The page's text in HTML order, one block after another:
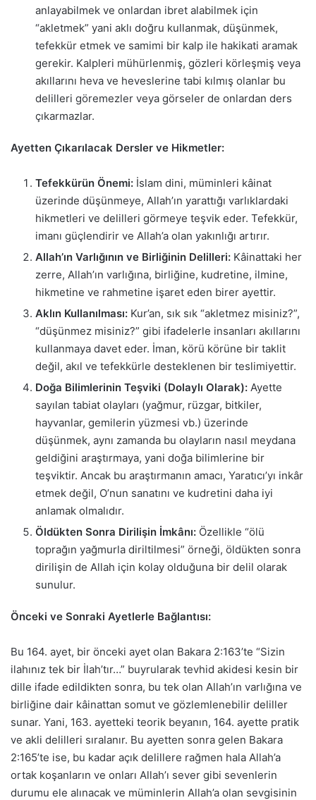
anlayabilmek ve onlardan ibret alabilmek için
“akletmek” yani aklı doğru kullanmak, düşünmek,
tefekkür etmek ve samimi bir kalp ile hakikati aramak
gerekir. Kalpleri mühürlenmiş, gözleri körleşmiş veya
akıllarını heva ve heveslerine tabi kılmış olanlar bu
delilleri göremezler veya görseler de onlardan ders
çıkarmazlar.
Ayetten Çıkarılacak Dersler ve Hikmetler:
Tefekkürün Önemi: İslam dini, müminleri kâinat
üzerinde düşünmeye, Allah’ın yarattığı varlıklardaki
hikmetleri ve delilleri görmeye teşvik eder. Tefekkür,
imanı güçlendirir ve Allah’a olan yakınlığı artırır.
Allah’ın Varlığının ve Birliğinin Delilleri: Kâinattaki her
zerre, Allah’ın varlığına, birliğine, kudretine, ilmine,
hikmetine ve rahmetine işaret eden birer ayettir.
Aklın Kullanılması: Kur’an, sık sık “akletmez misiniz?”,
“düşünmez misiniz?” gibi ifadelerle insanları akıllarını
kullanmaya davet eder. İman, körü körüne bir taklit
değil, akıl ve tefekkürle desteklenen bir teslimiyettir.
Doğa Bilimlerinin Teşviki (Dolaylı Olarak): Ayette
sayılan tabiat olayları (yağmur, rüzgar, bitkiler,
hayvanlar, gemilerin yüzmesi vb.) üzerinde
düşünmek, aynı zamanda bu olayların nasıl meydana
geldiğini araştırmaya, yani doğa bilimlerine bir
teşviktir. Ancak bu araştırmanın amacı, Yaratıcı’yı inkâr
etmek değil, O’nun sanatını ve kudretini daha iyi
anlamak olmalıdır.
Öldükten Sonra Dirilişin İmkânı: Özellikle “ölü
toprağın yağmurla diriltilmesi” örneği, öldükten sonra
dirilişin de Allah için kolay olduğuna bir delil olarak
sunulur.
Önceki ve Sonraki Ayetlerle Bağlantısı:
Bu 164. ayet, bir önceki ayet olan Bakara 2:163’te “Sizin
ilahınız tek bir İlah’tır…” buyrularak tevhid akidesi kesin bir
dille ifade edildikten sonra, bu tek olan Allah’ın varlığına ve
birliğine dair kâinattan somut ve gözlemlenebilir deliller
sunar. Yani, 163. ayetteki teorik beyanın, 164. ayette pratik
ve akli delilleri sıralanır. Bu ayetten sonra gelen Bakara
2:165’te ise, bu kadar açık delillere rağmen hala Allah’a
ortak koşanların ve onları Allah’ı sever gibi sevenlerin
durumu ele alınacak ve müminlerin Allah’a olan sevgisinin